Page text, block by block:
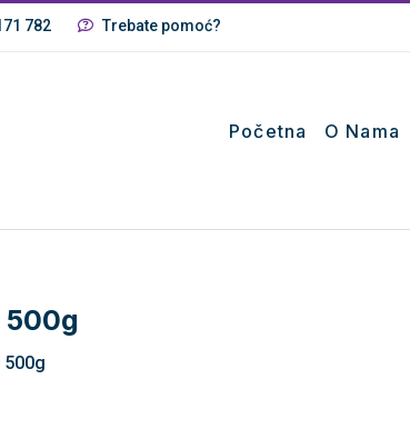
782 Trebate pomoć?
Početna O Nama
500g
500g